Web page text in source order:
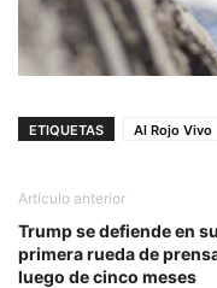
ETIQUETAS Al Rojo Vivo
Artículo anterior
Trump se defiende en su
primera rueda de
luego de cinco meses